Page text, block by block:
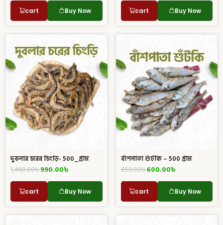
cart Buy Now cart Buy Now
দুবলার চরের চিংড়ি- 500_গ্রাম
1,460.00৳990.00৳
cart Buy Now
বাঁশপাতা শুঁটকি – 500 গ্রাম
850.00৳600.00৳
cart Buy Now